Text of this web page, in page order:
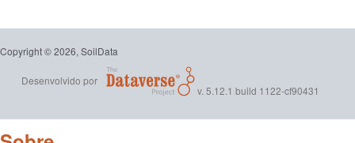
Copyright © 2026, SoilData
Desenvolvido por
v. 5.12.1 build 1122-cf90431